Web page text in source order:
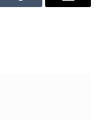
Tumblr Email